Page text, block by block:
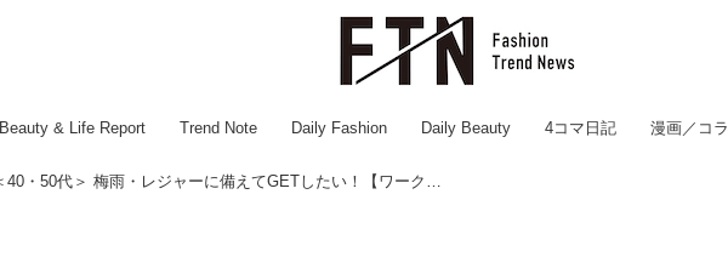
Beauty & Life Report Trend Note Daily Fashion Daily Beauty 4コマ日記 漫画／コ